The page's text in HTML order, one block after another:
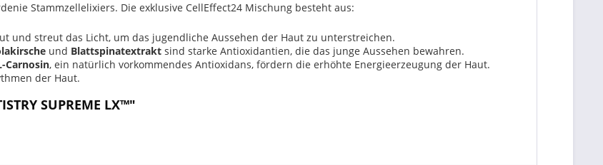
Stammzellelixiers. Die exklusive CellEffect24 Mischung besteht aus:
und streut das Licht, um das jugendliche Aussehen der Haut zu unterstreichen.
und Blattspinatextrakt sind starke Antioxidantien, die das junge Aussehen bewahren.
Carnosin, ein natürlich vorkommendes Antioxidans, fördern die erhöhte Energieerzeugung der Haut.
der Haut.
SUPREME LX™"